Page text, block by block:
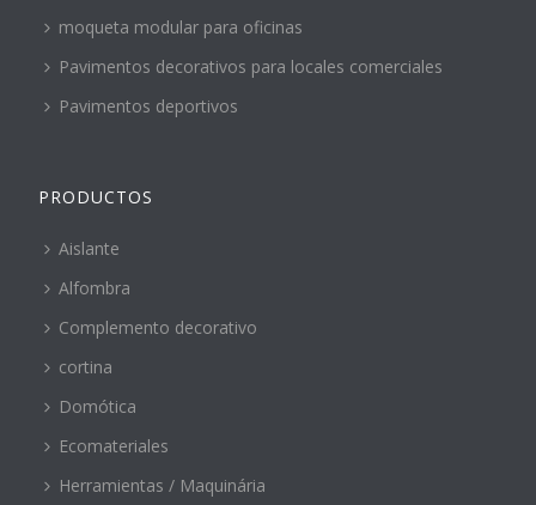
moqueta modular para oficinas
Pavimentos decorativos para locales comerciales
Pavimentos deportivos
PRODUCTOS
Aislante
Alfombra
Complemento decorativo
cortina
Domótica
Ecomateriales
Herramientas / Maquinária